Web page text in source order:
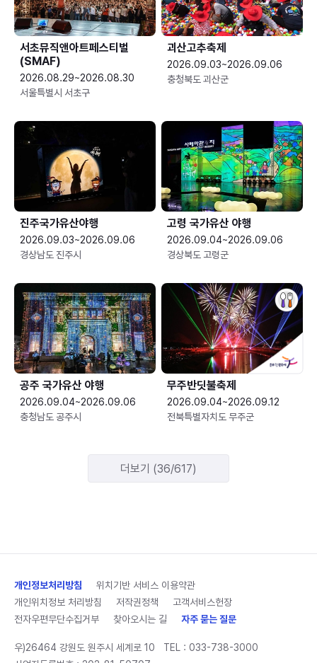
서초뮤직앤아트페스티벌
(SMAF)
2026.08.29~2026.08.30
서울특별시 서초구
괴산고추축제
2026.09.03~2026.09.06
충청북도 괴산군
진주국가유산야행
2026.09.03~2026.09.06
경상남도 진주시
고령 국가유산 야행
2026.09.04~2026.09.06
경상북도 고령군
공주 국가유산 야행
2026.09.04~2026.09.06
충청남도 공주시
무주반딧불축제
2026.09.04~2026.09.12
전북특별자치도 무주군
더보기 (36/617)
개인정보처리방침
위치기반 서비스 이용약관
개인위치정보 처리방침
저작권정책
고객서비스헌장
전자우편무단수집거부
찾아오시는 길 자주 묻는 질문
우)26464 강원도 원주시 세계로 10 TEL : 033-738-3000